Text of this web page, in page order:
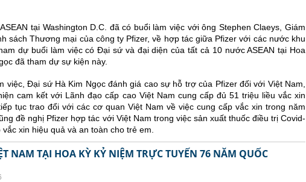
tại Washington D.C. đã có buổi làm việc với ông Stephen Claeys, Giám
sách Thương mại của công ty Pfizer, về hợp tác giữa Pfizer với các nước khu
dự buổi làm việc có Đại sứ và đại diện của tất cả 10 nước ASEAN tại Hoa
đã tham dự sự kiện này.
việc, Đại sứ Hà Kim Ngọc đánh giá cao sự hỗ trợ của Pfizer đối với Việt Nam,
cam kết với Lãnh đạo cấp cao Việt Nam cung cấp đủ 51 triệu liều vắc xin
tục trao đổi với các cơ quan Việt Nam về việc cung cấp vắc xin trong năm
đề nghị Pfizer hợp tác với Việt Nam trong việc sản xuất thuốc điều trị Covid-
xin hiệu quả và an toàn cho trẻ em.
NAM TẠI HOA KỲ KỶ NIỆM TRỰC TUYẾN 76 NĂM QUỐC